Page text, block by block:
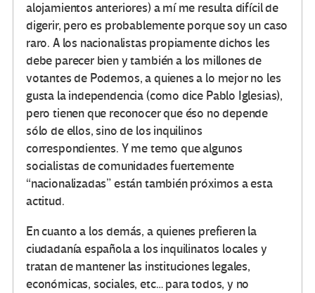
alojamientos anteriores) a mí me resulta difícil de
digerir, pero es probablemente porque soy un caso
raro. A los nacionalistas propiamente dichos les
debe parecer bien y también a los millones de
votantes de Podemos, a quienes a lo mejor no les
gusta la independencia (como dice Pablo Iglesias),
pero tienen que reconocer que éso no depende
sólo de ellos, sino de los inquilinos
correspondientes. Y me temo que algunos
socialistas de comunidades fuertemente
“nacionalizadas” están también próximos a esta
actitud.
En cuanto a los demás, a quienes prefieren la
ciudadanía española a los inquilinatos locales y
tratan de mantener las instituciones legales,
económicas, sociales, etc… para todos, y no